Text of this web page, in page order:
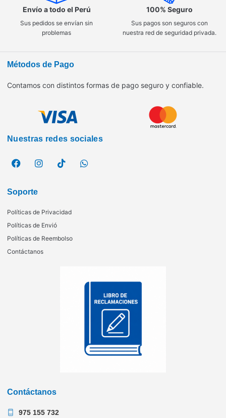
Envío a todo el Perú
Sus pedidos se envían sin
problemas
100% Seguro
Sus pagos son seguros con
nuestra red de seguridad privada.
Métodos de Pago
Contamos con distintos formas de pago seguro y confiable.
Nuestras redes sociales
Soporte
Políticas de Privacidad
Políticas de Envió
Políticas de Reembolso
Contáctanos
Contáctanos
975 155 732